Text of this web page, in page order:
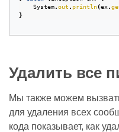
System.out . println(ex.
}
Удалить все
Мы также можем
для удаления всех
кода показывает, как